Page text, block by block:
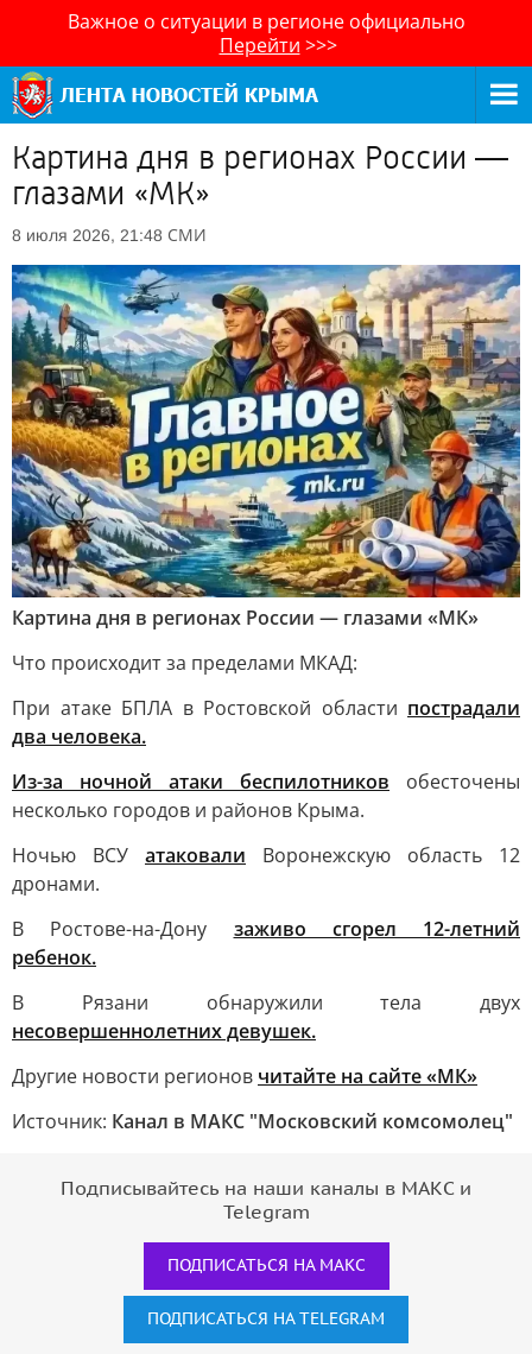
Важное о ситуации в регионе официально
Перейти >>>
Картина дня в регионах России —
глазами «МК»
8 июля 2026, 21:48 СМИ
Картина дня в регионах России — глазами «МК»
Что происходит за пределами МКАД:
При атаке БПЛА в Ростовской области пострадали
два человека.
Из-за ночной атаки беспилотников обесточены
несколько городов и районов Крыма.
Ночью ВСУ атаковали Воронежскую область 12
дронами.
В Ростове-на-Дону заживо сгорел 12-летний
ребенок.
В Рязани обнаружили тела двух
несовершеннолетних девушек.
Другие новости регионов читайте на сайте «МК»
Источник: Канал в МАКС "Московский комсомолец"
Подписывайтесь на наши каналы в МАКС и
Telegram
ПОДПИСАТЬСЯ НА МАКС
ПОДПИСАТЬСЯ НА TELEGRAM